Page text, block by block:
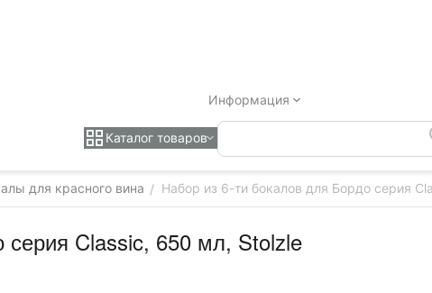
Информация
Каталог товаров
для красного вина / Набор из 6-ти бокалов для Бордо серия
Classic, 650 мл, Stolzle